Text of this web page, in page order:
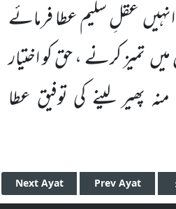
عقلِ سلیم عطا فرمائے
تمیز کرنے ، حق کو اختیار
پھیر لینے کی توفیق عطا
Next Ayat Prev Ayat